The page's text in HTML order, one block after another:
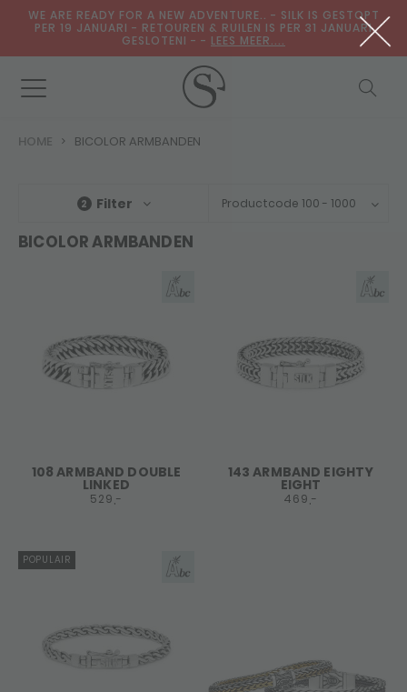
WE ARE READY FOR A NEW ADVENTURE.. - SILK IS GESTOPT
PER 19 JANUARI - RETOUREN & RUILEN IS PER 31 JANUARI
GESLOTENI - - LEES MEER....
HOME BICOLOR ARMBANDEN
2 Filter Productcode 100 - 1000
BICOLOR ARMBANDEN
108 ARMBAND DOUBLE
LINKED
529,-
143 ARMBAND EIGHTY
EIGHT
469,-
POPULAIR